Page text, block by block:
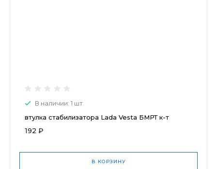
В наличии: 1 шт.
втулка стабилизатора Lada Vesta БМРТ к-т
192 ₽
В КОРЗИНУ